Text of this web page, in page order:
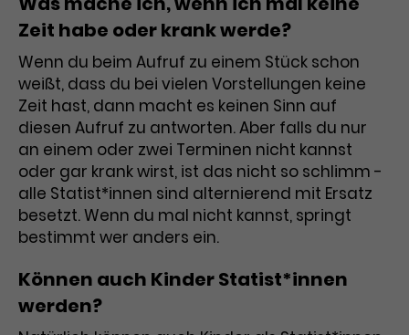
Zweck
Analytics installiert. Das Cookie
wird verwendet, um Informationen
darüber zu speichern, wie
Besucher*innen eine Website
nutzen, und hilft bei der Erstellung
eines Analyseberichts über die
Performance der Website. Die
erhobenen Daten umfassen in
anonymisierter Form die Anzahl
der Besuche, die Quelle, aus der sie
stammen, und die besuchten
Seiten.
Anbieter Google Ads
Laufzeit 3 Monate
Zweck
Dieses Cookie speichert
Informationen zu Werbeklicks und
dient der Zuordnung von
Conversions zu Google Ads-
Kampagnen.
Name _gcl_dc
Zeit habe oder krank werde?
Wenn du beim Aufruf zu einem Stück schon
weißt, dass du bei vielen Vorstellungen keine
Zeit hast, dann macht es keinen Sinn auf
diesen Aufruf zu antworten. Aber falls du nur
an einem oder zwei Terminen nicht kannst
oder gar krank wirst, ist das nicht so schlimm -
alle Statist*innen sind alternierend mit Ersatz
besetzt. Wenn du mal nicht kannst, springt
bestimmt wer anders ein.
Können auch Kinder Statist*innen
werden?